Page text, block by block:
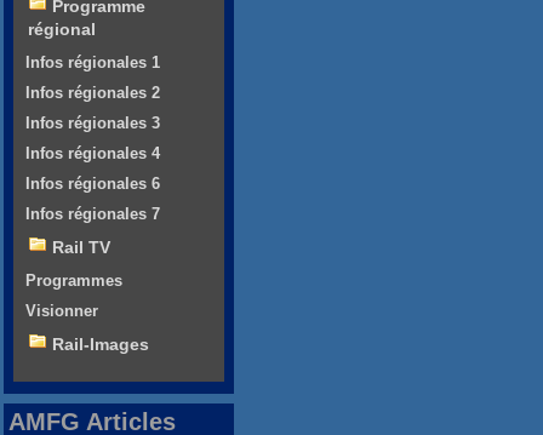
Programme
régional
Infos régionales 1
Infos régionales 2
Infos régionales 3
Infos régionales 4
Infos régionales 6
Infos régionales 7
Rail TV
Programmes
Visionner
Rail-Images
AMFG Articles